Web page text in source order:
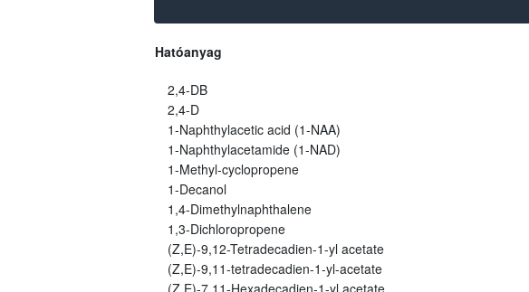
Hatóanyag
2,4-DB
2,4-D
1-Naphthylacetic acid (1-NAA)
1-Naphthylacetamide (1-NAD)
1-Methyl-cyclopropene
1-Decanol
1,4-Dimethylnaphthalene
1,3-Dichloropropene
(Z,E)-9,12-Tetradecadien-1-yl acetate
(Z,E)-9,11-tetradecadien-1-yl-acetate
(Z,E)-7,11-Hexadecadien-1-yl acetate